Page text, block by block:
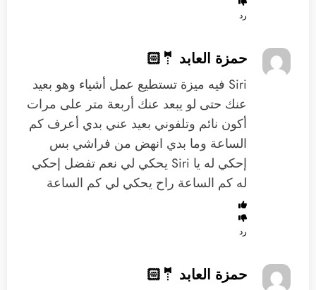
رد
حمزة العابد 🤵🏻
‏Siri فيه ميزة تستطيع عمل أشياء وهو بعيد
عنك حتى لو يبعد عنك أربعة متر ‏على مرات
أكون نائم وتلفوني بعيد عني بدي أعرف كم
الساعة وما بدي انهض من فراشي بس
إحكي له ‫يا Siri‬ يحكي لي نعم تفضل إحكي
له كم الساعة راح يحكي لي كم الساعة
رد
حمزة العابد 🤵🏻